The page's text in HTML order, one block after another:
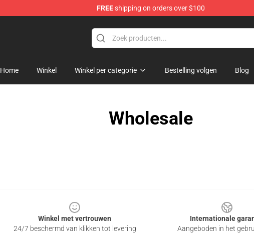
FREEshipping on orders over $100
Home Winkel Winkel per categorie Bestelling volgen Blog
Wholesale
Winkel met vertrouwen
24/7 beschermd van klikken tot levering
Internationale
Aangeboden in het